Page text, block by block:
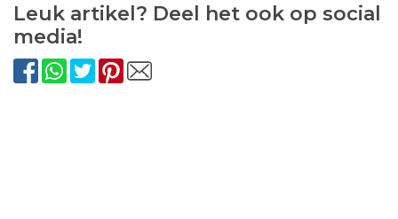
Leuk artikel? Deel het ook op social
media!